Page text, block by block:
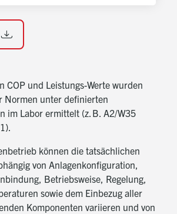
zur Absicherung
und Wartungsfreundlichkeit
durch integrierte
ist ein
(Öffnungsdruck 6,0 bar) eingebaut.
COP und Leistungs-Werte wurden
Normen unter definierten
im Labor ermittelt (z. B. A2/W35
können die tatsächlichen
von Anlagenkonfiguration,
Betriebsweise, Regelung,
sowie dem Einbezug aller
Komponenten variieren und von